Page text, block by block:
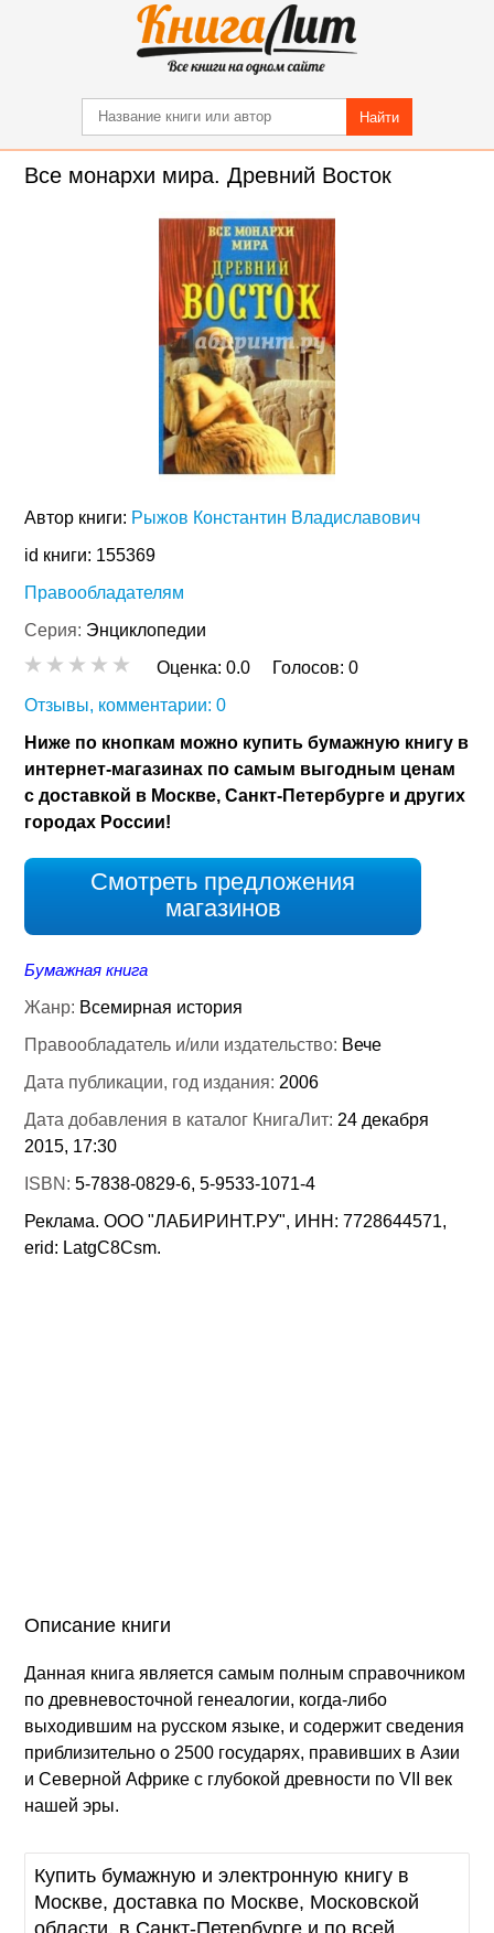
Найти
Все монархи мира. Древний Восток
Автор книги: Рыжов Константин Владиславович
id книги: 155369
Правообладателям
Серия: Энциклопедии
Оценка:0.0 Голосов:0
Отзывы, комментарии: 0
Ниже по кнопкам можно купить бумажную книгу в
интернет-магазинах по самым выгодным ценам
с доставкой в Москве, Санкт-Петербурге и других
городах России!
Смотреть предложения
магазинов
Бумажная книга
Жанр: Всемирная история
Правообладатель и/или издательство: Вече
Дата публикации, год издания: 2006
Дата добавления в каталог КнигаЛит: 24 декабря
2015, 17:30
ISBN:5-7838-0829-6, 5-9533-1071-4
Реклама. ООО "ЛАБИРИНТ.РУ", ИНН: 7728644571,
erid: LatgC8Csm.
Описание книги
Данная книга является самым полным справочником
по древневосточной генеалогии, когда-либо
выходившим на русском языке, и содержит сведения
приблизительно о 2500 государях, правивших в Азии
и Северной Африке с глубокой древности по VII век
нашей эры.
Купить бумажную и электронную книгу в
Москве, доставка по Москве, Московской